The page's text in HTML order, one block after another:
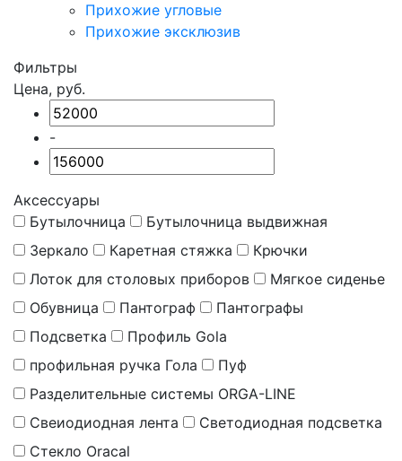
Прихожие угловые
Прихожие эксклюзив
Фильтры
Цена, руб.
-
Аксессуары
Бутылочница
Бутылочница выдвижная
Зеркало
Каретная стяжка
Крючки
Лоток для столовых приборов
Мягкое сиденье
Обувница
Пантограф
Пантографы
Подсветка
Профиль Gola
профильная ручка Гола
Пуф
Разделительные системы ORGA-LINE
Свеиодиодная лента
Светодиодная подсветка
Стекло Oracal